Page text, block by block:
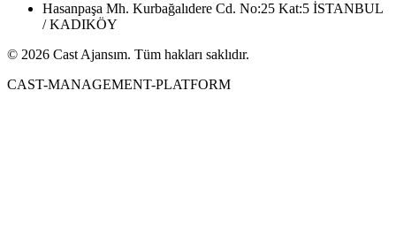
Hasanpaşa Mh. Kurbağalıdere Cd. No:25 Kat:5 İSTANBUL
/ KADIKÖY
© 2026 Cast Ajansım. Tüm hakları saklıdır.
CAST-MANAGEMENT-PLATFORM